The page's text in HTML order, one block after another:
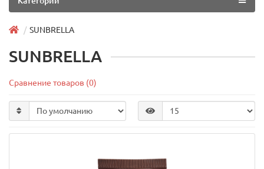
SUNBRELLA
SUNBRELLA
Сравнение товаров (0)